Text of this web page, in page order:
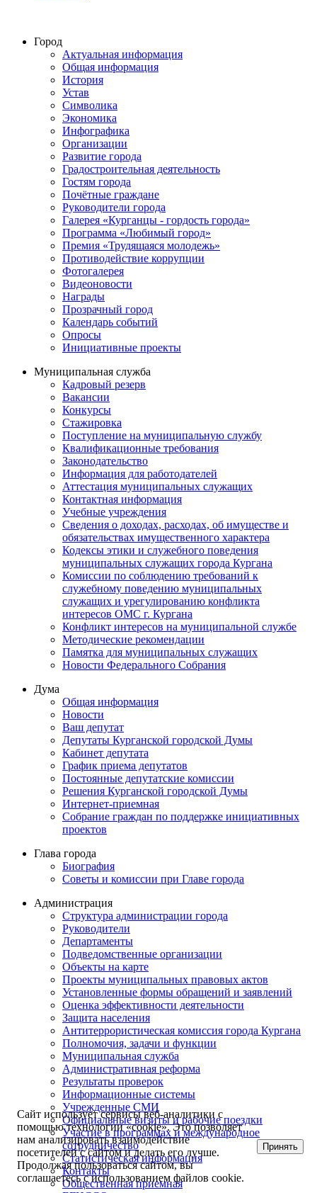
Город
Актуальная информация
Общая информация
История
Устав
Символика
Экономика
Инфографика
Организации
Развитие города
Градостроительная деятельность
Гостям города
Почётные граждане
Руководители города
Галерея «Курганцы - гордость города»
Программа «Любимый город»
Премия «Трудящаяся молодежь»
Противодействие коррупции
Фотогалерея
Видеоновости
Награды
Прозрачный город
Календарь событий
Опросы
Инициативные проекты
Муниципальная служба
Кадровый резерв
Вакансии
Конкурсы
Стажировка
Поступление на муниципальную службу
Квалификационные требования
Законодательство
Информация для работодателей
Аттестация муниципальных служащих
Контактная информация
Учебные учреждения
Сведения о доходах, расходах, об имуществе и
обязательствах имущественного характера
Кодексы этики и служебного поведения
муниципальных служащих города Кургана
Комиссии по соблюдению требований к
служебному поведению муниципальных
служащих и урегулированию конфликта
интересов ОМС г. Кургана
Конфликт интересов на муниципальной службе
Методические рекомендации
Памятка для муниципальных служащих
Новости Федерального Cобрания
Дума
Общая информация
Новости
Ваш депутат
Депутаты Курганской городской Думы
Кабинет депутата
График приема депутатов
Постоянные депутатские комиссии
Решения Курганской городской Думы
Интернет-приемная
Собрание граждан по поддержке инициативных
проектов
Глава города
Биография
Советы и комиссии при Главе города
Администрация
Структура администрации города
Руководители
Департаменты
Подведомственные организации
Объекты на карте
Проекты муниципальных правовых актов
Установленные формы обращений и заявлений
Оценка эффективности деятельности
Защита населения
Антитеррористическая комиссия города Кургана
Полномочия, задачи и функции
Муниципальная служба
Административная реформа
Результаты проверок
Информационные системы
Учрежденные СМИ
Официальные визиты и рабочие поездки
Участие в программах и международное
сотрудничество
Статистическая информация
Контакты
Общественная приемная
Сайт использует сервисы веб-аналитики с
помощью технологии «cookie». Это позволяет
нам анализировать взаимодействие
посетителей с сайтом и делать его лучше.
Продолжая пользоваться сайтом, вы
соглашаетесь с использованием файлов cookie.
Принять